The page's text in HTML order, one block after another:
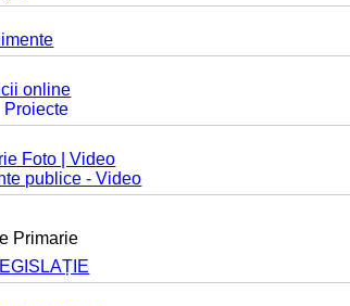
online
Proiecte
Foto | Video
publice - Video
Primarie